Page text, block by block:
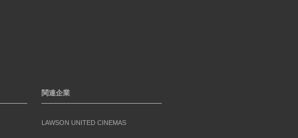
関連企業
LAWSON UNITED CINEMAS